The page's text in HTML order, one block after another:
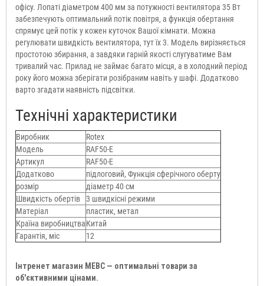
офісу. Лопаті діаметром 400 мм за потужності вентилятора 35 Вт
забезпечують оптимальний потік повітря, а функція обертання
спрямує цей потік у кожен куточок Вашої кімнати. Можна
регулювати швидкість вентилятора, тут їх 3. Модель вирізняється
простотою збирання, а завдяки гарній якості слугуватиме Вам
тривалий час. Прилад не займає багато місця, а в холодний період
року його можна зберігати розібраним навіть у шафі. Додатково
варто згадати наявність підсвітки.
Технічні характеристики
Виробник
Rotex
Модель
RAF50-E
Артикул
RAF50-E
Додатково
підлоговий, Функція сферічного оберту
розмір
діаметр 40 см
Швидкість обертів
3 швидкісні режими
Матеріал
пластик, метал
Країна виробництваКитай
Гарантія, міс
12
Інтренет магазин МЕВС — оптимальні товари за
об'єктивними цінами.